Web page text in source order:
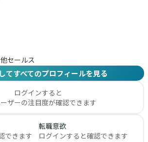
セールス
てすべてのプロフィールを見る
ログインすると
ザーの注目度が確認できます
できます
転職意欲
ログインすると確認できます